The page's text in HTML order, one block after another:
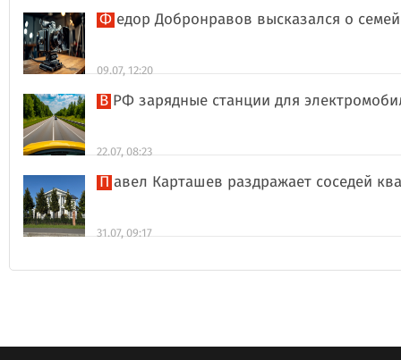
Федор Добронравов высказался о
09.07, 12:20
В РФ зарядные станции для
22.07, 08:23
Павел Карташев раздражает соседей
31.07, 09:17